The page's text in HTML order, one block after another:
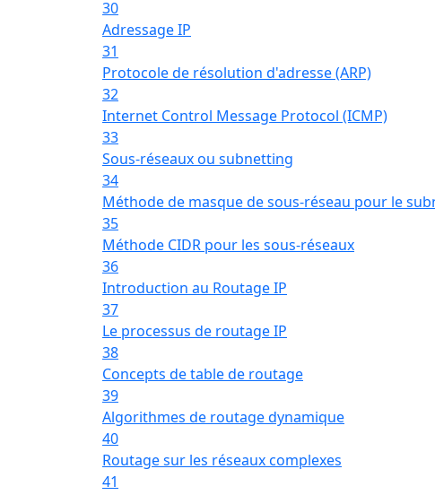
30
Adressage IP
31
Protocole de résolution d'adresse (ARP)
32
Internet Control Message Protocol (ICMP)
33
Sous-réseaux ou subnetting
34
Méthode de masque de sous-réseau pour le
35
Méthode CIDR pour les sous-réseaux
36
Introduction au Routage IP
37
Le processus de routage IP
38
Concepts de table de routage
39
Algorithmes de routage dynamique
40
Routage sur les réseaux complexes
41